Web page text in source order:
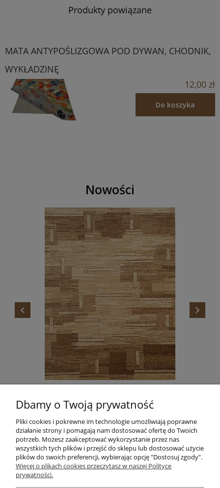
Produkty powiązane
MATA ANTYPOŚLIZGOWA POD DYWAN, CHODNIK,
WYKŁADZINĘ
12,00 zł
Do koszyka
Nowości
665,00 zł
Informacje
Pomoc
Dbamy o Twoją prywatność
Pliki cookies i pokrewne im technologie umożliwiają poprawne
działanie strony i pomagają nam dostosować ofertę do Twoich
potrzeb. Możesz zaakceptować wykorzystanie przez nas
wszystkich tych plików i przejść do sklepu lub dostosować użycie
plików do swoich preferencji, wybierając opcję "Dostosuj zgody".
Więcej o plikach cookies przeczytasz w naszej Polityce
prywatności.